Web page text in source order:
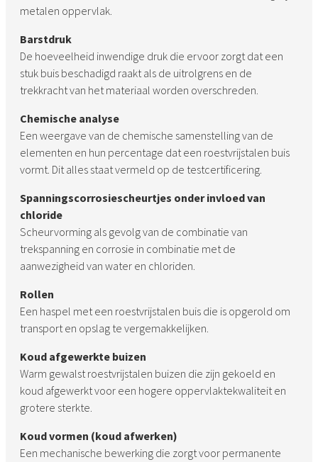
metalen oppervlak.
Barstdruk
De hoeveelheid inwendige druk die ervoor zorgt dat een
stuk buis beschadigd raakt als de uitrolgrens en de
trekkracht van het materiaal worden overschreden.
Chemische analyse
Een weergave van de chemische samenstelling van de
elementen en hun percentage dat een roestvrijstalen buis
vormt. Dit alles staat vermeld op de testcertificering.
Spanningscorrosiescheurtjes onder invloed van
chloride
Scheurvorming als gevolg van de combinatie van
trekspanning en corrosie in combinatie met de
aanwezigheid van water en chloriden.
Rollen
Een haspel met een roestvrijstalen buis die is opgerold om
transport en opslag te vergemakkelijken.
Koud afgewerkte buizen
Warm gewalst roestvrijstalen buizen die zijn gekoeld en
koud afgewerkt voor een hogere oppervlaktekwaliteit en
grotere sterkte.
Koud vormen (koud afwerken)
Een mechanische bewerking die zorgt voor permanente